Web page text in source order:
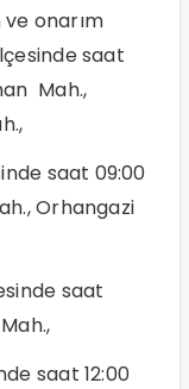
ve onarım
saat
Mah.,
saat 09:00
Orhangazi
saat
saat 12:00